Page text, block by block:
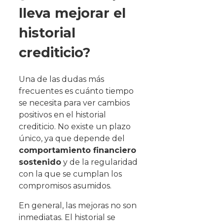
lleva mejorar el
historial
crediticio?
Una de las dudas más
frecuentes es cuánto tiempo
se necesita para ver cambios
positivos en el historial
crediticio. No existe un plazo
único, ya que depende del
comportamiento financiero
sostenido y de la regularidad
con la que se cumplan los
compromisos asumidos.
En general, las mejoras no son
inmediatas. El historial se